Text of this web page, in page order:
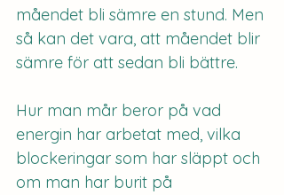
måendet bli sämre en stund. Men
så kan det vara, att måendet blir
sämre för att sedan bli bättre.
Hur man mår beror på vad
energin har arbetat med, vilka
blockeringar som har släppt och
om man har burit på